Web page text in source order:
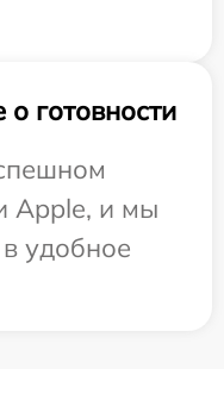
готовности
Apple, и мы
удобное